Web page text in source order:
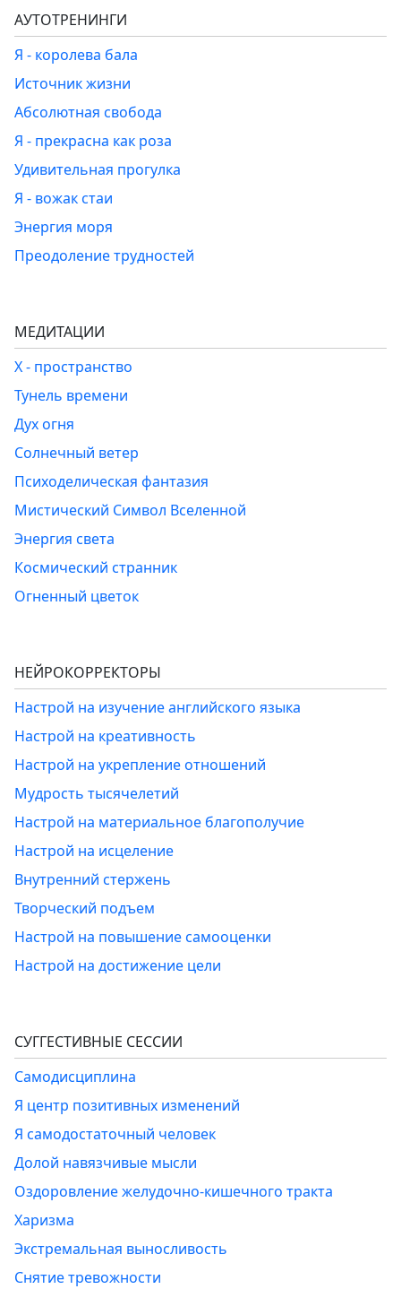
АУТОТРЕНИНГИ
Я - королева бала
Источник жизни
Абсолютная свобода
Я - прекрасна как роза
Удивительная прогулка
Я - вожак стаи
Энергия моря
Преодоление трудностей
МЕДИТАЦИИ
Х - пространство
Тунель времени
Дух огня
Солнечный ветер
Психоделическая фантазия
Мистический Символ Вселенной
Энергия света
Космический странник
Огненный цветок
НЕЙРОКОРРЕКТОРЫ
Настрой на изучение английского языка
Настрой на креативность
Настрой на укрепление отношений
Мудрость тысячелетий
Настрой на материальное благополучие
Настрой на исцеление
Внутренний стержень
Творческий подъем
Настрой на повышение самооценки
Настрой на достижение цели
СУГГЕСТИВНЫЕ СЕССИИ
Самодисциплина
Я центр позитивных изменений
Я самодостаточный человек
Долой навязчивые мысли
Оздоровление желудочно-кишечного тракта
Харизма
Экстремальная выносливость
Снятие тревожности